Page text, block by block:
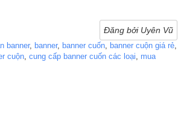
Đăng bởi Uyên Vũ
banner, banner, banner cuốn banner cuộn giá rẻ
cuộn cung cấp banner cuốn các loại
mua